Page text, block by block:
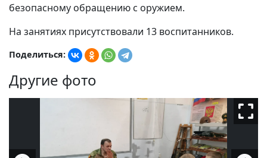
безопасному обращению с оружием.
На занятиях присутствовали 13 воспитанников.
Поделиться:
Другие фото